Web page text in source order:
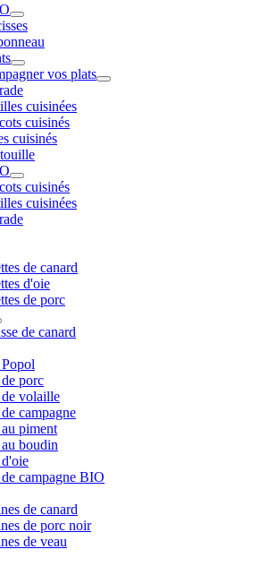
vos plats
cuisinées
cuisinés
cuisinés
cuisinés
cuisinées
de canard
d'oie
de porc
de canard
porc
de volaille
campagne
au piment
au boudin
d'oie
de campagne BIO
de canard
de porc noir
de veau